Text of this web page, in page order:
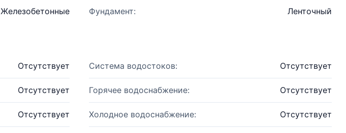
Железобетонные Фундамент: Ленточный
Отсутствует Система водостоков: Отсутствует
Отсутствует Горячее водоснабжение: Отсутствует
Отсутствует Холодное водоснабжение: Отсутствует